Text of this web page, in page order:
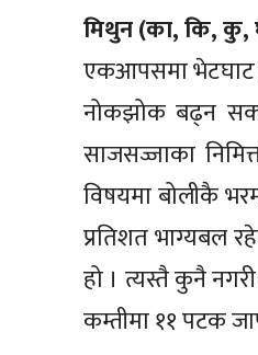
मिथुन (का, कि,
एकआपसमा भेटघाट
नोकझोक बढ्न
साजसज्जाका
विषयमा बोलीकै
प्रतिशत भाग्यबल
हो । त्यस्तै कुनै
कम्तीमा ११ पटक